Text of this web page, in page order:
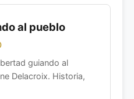
al pueblo
guiando al
Delacroix. Historia,